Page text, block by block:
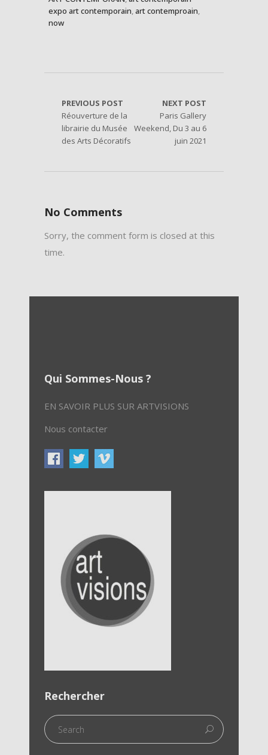
expo art contemporain,art contemproain,
now
PREVIOUS POST
Réouverture de la
librairie du Musée
des Arts Décoratifs
NEXT POST
Paris Gallery
Weekend, Du 3 au 6
juin 2021
No Comments
Sorry, the comment form is closed at this
time.
Qui Sommes-Nous ?
EN SAVOIR PLUS SUR ARTVISIONS
Nous contacter
Rechercher